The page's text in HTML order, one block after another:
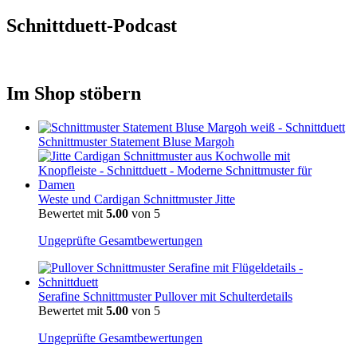
Schnittduett-Podcast
Im Shop stöbern
Schnittmuster Statement Bluse Margoh
Weste und Cardigan Schnittmuster Jitte
Bewertet mit 5.00 von 5
Ungeprüfte Gesamtbewertungen
Serafine Schnittmuster Pullover mit Schulterdetails
Bewertet mit 5.00 von 5
Ungeprüfte Gesamtbewertungen